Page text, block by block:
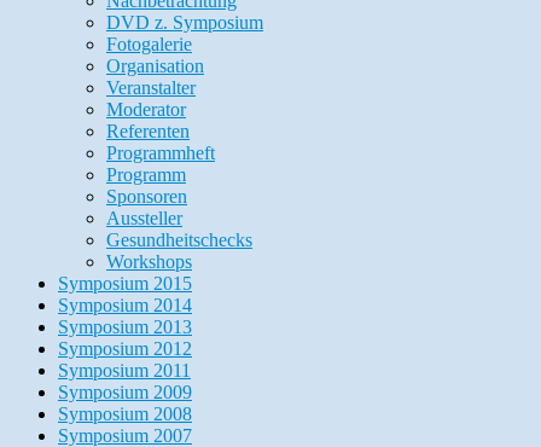
DVD z. Symposium
Fotogalerie
Organisation
Veranstalter
Moderator
Referenten
Programmheft
Programm
Sponsoren
Aussteller
Gesundheitschecks
Workshops
Symposium 2015
Symposium 2014
Symposium 2013
Symposium 2012
Symposium 2011
Symposium 2009
Symposium 2008
Symposium 2007